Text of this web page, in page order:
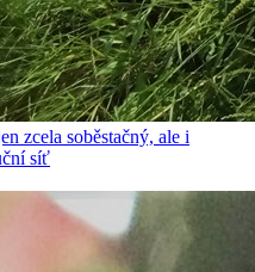
zcela soběstačný, ale i
síť